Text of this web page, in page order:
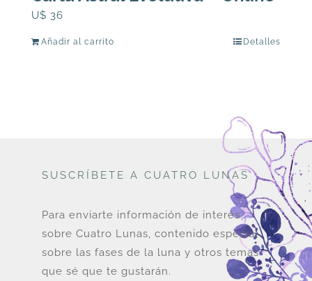
U$ 36
Añadir al carrito Detalles
SUSCRÍBETE A CUATRO LUNAS
Para enviarte información de interés
sobre Cuatro Lunas, contenido especial
sobre las fases de la luna y otros temas
que sé que te gustarán.